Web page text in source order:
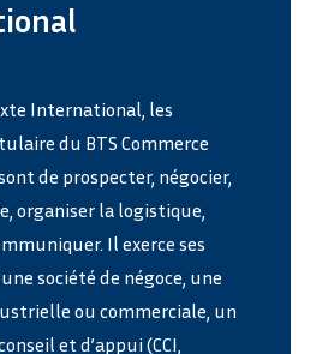
International, les
du BTS Commerce
de prospecter, négocier,
organiser la logistique,
Il exerce ses
société de négoce, une
ou commerciale, un
et d’appui (CCI,